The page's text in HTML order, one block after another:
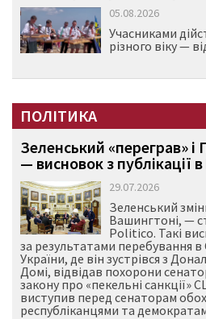
05.08.2026
Учасниками
різного віку —
ПОЛІТИКА
Зеленський «переграв» і
— висновок з публікації
29.07.2026
Зеленський
Вашингтоні, —
Politico. Такі
за результатами перебування
України, де він зустрівся з
Домі, відвідав похорони
закону про «пекельні санкції»
виступив перед сенаторам
республіканцями та